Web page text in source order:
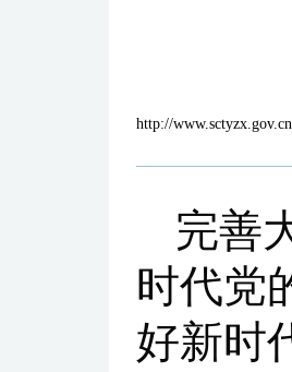
http://
完善
时代党
好新时